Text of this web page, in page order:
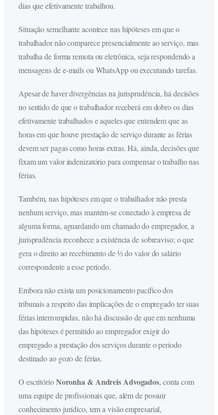
dias que efetivamente trabalhou.
Situação semelhante acontece nas hipóteses em que o
trabalhador não comparece presencialmente ao serviço, mas
trabalha de forma remota ou eletrônica, seja respondendo a
mensagens de e-mails ou WhatsApp ou executando tarefas.
Apesar de haver divergências na jurisprudência, há decisões
no sentido de que o trabalhador receberá em dobro os dias
efetivamente trabalhados e aqueles que entendem que as
horas em que houve prestação de serviço durante as férias
devem ser pagas como horas extras. Há, ainda, decisões que
fixam um valor indenizatório para compensar o trabalho nas
férias.
Também, nas hipóteses em que o trabalhador não presta
nenhum serviço, mas mantém-se conectado à empresa de
alguma forma, aguardando um chamado do empregador, a
jurisprudência reconhece a existência de sobreaviso; o que
gera o direito ao recebimento de ⅓ do valor do salário
correspondente a esse período.
Embora não exista um posicionamento pacífico dos
tribunais a respeito das implicações de o empregado ter suas
férias interrompidas, não há discussão de que em nenhuma
das hipóteses é permitido ao empregador exigir do
empregado a prestação dos serviços durante o período
destinado ao gozo de férias.
O escritórioNoronha & Andreis Advogados, conta com
uma equipe de profissionais que, além de possuir
conhecimento jurídico, tem a visão empresarial,